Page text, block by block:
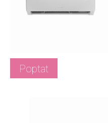
Poptat